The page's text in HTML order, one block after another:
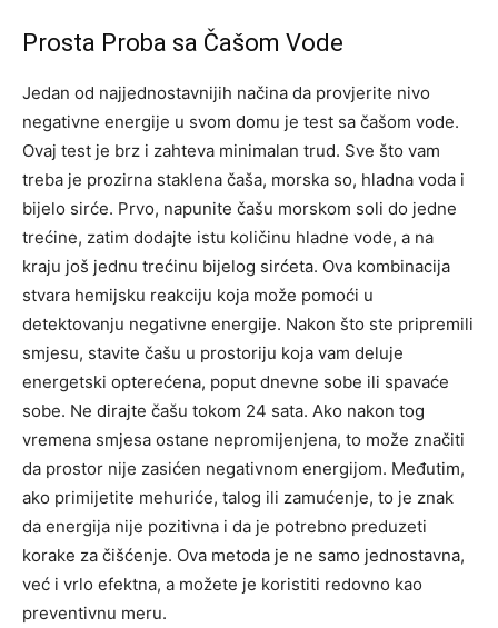
Prosta Proba sa Čašom Vode
Jedan od najjednostavnijih načina da provjerite nivo
negativne energije u svom domu je test sa čašom vode.
Ovaj test je brz i zahteva minimalan trud. Sve što vam
treba je prozirna staklena čaša, morska so, hladna voda i
bijelo sirće. Prvo, napunite čašu morskom soli do jedne
trećine, zatim dodajte istu količinu hladne vode, a na
kraju još jednu trećinu bijelog sirćeta. Ova kombinacija
stvara hemijsku reakciju koja može pomoći u
detektovanju negativne energije. Nakon što ste pripremili
smjesu, stavite čašu u prostoriju koja vam deluje
energetski opterećena, poput dnevne sobe ili spavaće
sobe. Ne dirajte čašu tokom 24 sata. Ako nakon tog
vremena smjesa ostane nepromijenjena, to može značiti
da prostor nije zasićen negativnom energijom. Međutim,
ako primijetite mehuriće, talog ili zamućenje, to je znak
da energija nije pozitivna i da je potrebno preduzeti
korake za čišćenje. Ova metoda je ne samo jednostavna,
već i vrlo efektna, a možete je koristiti redovno kao
preventivnu meru.